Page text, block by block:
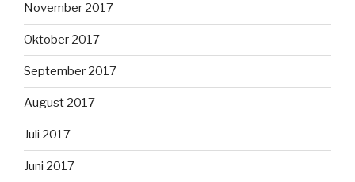
November 2017
Oktober 2017
September 2017
August 2017
Juli 2017
Juni 2017